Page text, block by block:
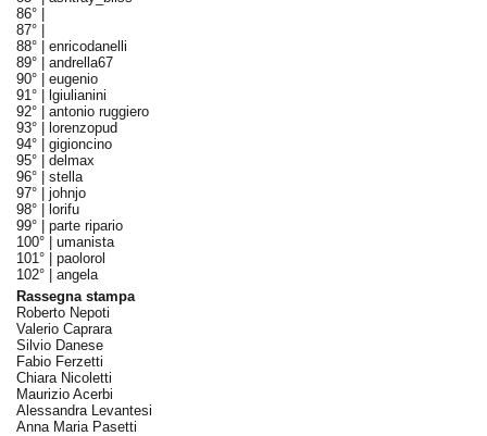
86° |
87° |
88° | enricodanelli
89° | andrella67
90° | eugenio
91° |
lgiulianini
92° | antonio ruggiero
93° |
lorenzopud
94° | gigioncino
95° | delmax
96° | stella
97° | johnjo
98° |
lorifu
99° | parte ripario
100° | umanista
101° | paolorol
102° | angela
Rassegna stampa
Roberto Nepoti
Valerio Caprara
Silvio Danese
Fabio Ferzetti
Chiara Nicoletti
Maurizio Acerbi
Alessandra Levantesi
Anna Maria Pasetti